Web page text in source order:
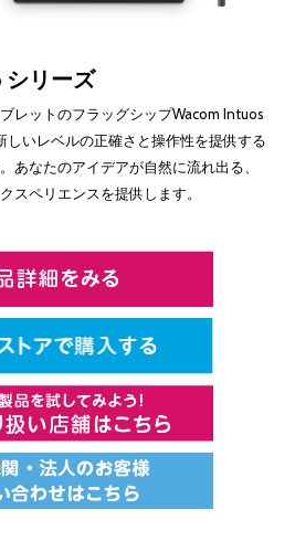
シリーズ
レットのフラッグシップWacom Intuos
しいレベルの正確さと操作性を提供する
あなたのアイデアが自然に流れ出る、
スペリエンスを提供します。